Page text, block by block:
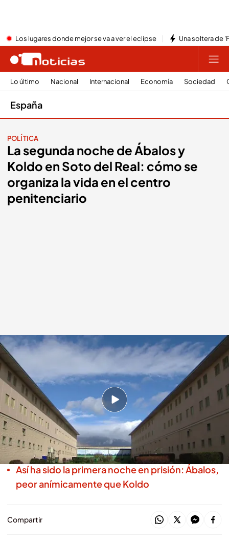
Los lugares donde mejor se va a ver el eclipse Una soltera de
Lo último Nacional Internacional Economía Sociedad
España
POLÍTICA
La segunda noche de Ábalos y
Koldo en Soto del Real: cómo se
organiza la vida en el centro
penitenciario
Ábalos y Koldo pasan su segunda noche en la cárcel de Soto del Real
NOTICIAS CUATRO
Redacción digital Noticias Cuatro
29 NOV 2025 - 14:39h.
José Luis Ábalos y Koldo García han pasado su
segunda noche en la cárcel madrileña de Soto
del Real
Así ha sido la primera noche en prisión: Ábalos,
peor anímicamente que Koldo
Compartir